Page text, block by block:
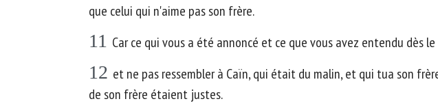
que celui qui n'aime pas son frère.
11 Car ce qui vous a été annoncé et ce que vous avez entendu dès
12 et ne pas ressembler à Caïn, qui était du malin, et qui tua son
de son frère étaient justes.